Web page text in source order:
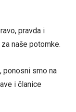
pravda i
naše potomke.
ponosni smo na
i članice